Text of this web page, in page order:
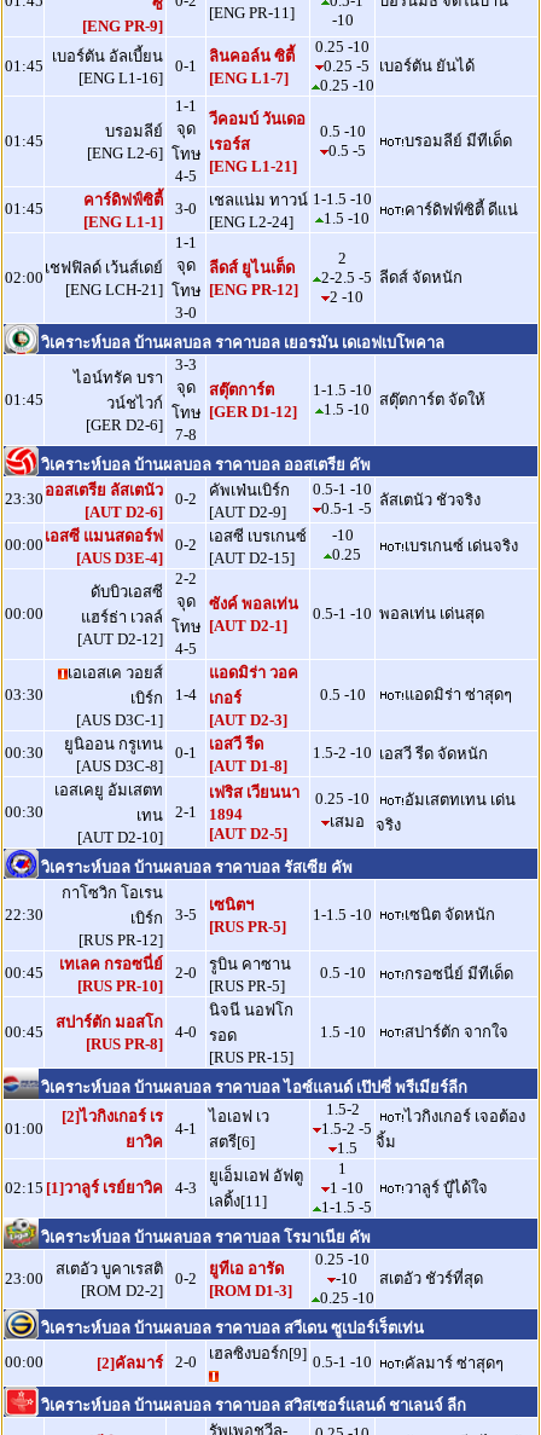
ซี
[ENG PR-9]
[ENG PR-11]
-10
01:45
เบอร์ตัน อัลเบี้ยน
[ENG L1-16]
0-1
ลินคอล์น ซิตี้
[ENG L1-7]
0.25 -10
0.25 -5
0.25 -10
เบอร์ตัน ยันได้
01:45
บรอมลีย์
[ENG L2-6]
1-1
จุด
โทษ
4-5
วีคอมบ์ วันเดอ
เรอร์ส
[ENG L1-21]
0.5 -10
0.5 -5
บรอมลีย์ มีทีเด็ด
01:45
คาร์ดิฟฟ์ซิตี้
[ENG L1-1]
3-0
เชลแน่ม ทาวน์
[ENG L2-24]
1-1.5 -10
1.5 -10
คาร์ดิฟฟ์ซิตี้ ดีแน่
02:00
เชฟฟิลด์ เว้นส์เดย์
[ENG LCH-21]
1-1
จุด
โทษ
3-0
ลีดส์ ยูไนเต็ด
[ENG PR-12]
2
2-2.5 -5
2 -10
ลีดส์ จัดหนัก
วิเคราะห์บอล บ้านผลบอล ราคาบอล เยอรมัน เดเอฟเบโพคาล
01:45
ไอน์ทรัค บรา
วน์ชไวก์
[GER D2-6]
3-3
จุด
โทษ
7-8
สตุ๊ตการ์ต
[GER D1-12]
1-1.5 -10
1.5 -10
สตุ๊ตการ์ต จัดให้
วิเคราะห์บอล บ้านผลบอล ราคาบอล ออสเตรีย คัพ
23:30 ออสเตรีย ลัสเตนัว
[AUT D2-6]
0-2
คัพเฟ่นเบิร์ก
[AUT D2-9]
0.5-1 -10
0.5-1 -5 ลัสเตนัว ชัวจริง
00:00 เอสซี แมนสดอร์ฟ
[AUS D3E-4]
0-2
เอสซี เบรเกนซ์
[AUT D2-15]
-10
0.25
เบรเกนซ์ เด่นจริง
00:00
ดับบิวเอสซี
แฮร์ธ่า เวลล์
[AUT D2-12]
2-2
จุด
โทษ
4-5
ซังค์ พอลเท่น
[AUT D2-1]
0.5-1 -10 พอลเท่น เด่นสุด
03:30
เอเอสเค วอยส์
เบิร์ก
[AUS D3C-1]
1-4
แอดมิร่า วอค
เกอร์
[AUT D2-3]
0.5 -10 แอดมิร่า ซ่าสุดๆ
00:30
ยูนิออน กรูเทน
[AUS D3C-8]
0-1
เอสวี รีด
[AUT D1-8]
1.5-2 -10 เอสวี รีด จัดหนัก
00:30
เอสเคยู อัมเสตท
เทน
[AUT D2-10]
2-1
เฟริส เวียนนา
1894
[AUT D2-5]
0.25 -10
เสมอ
อัมเสตทเทน เด่น
จริง
วิเคราะห์บอล บ้านผลบอล ราคาบอล รัสเซีย คัพ
22:30
กาโซวิก โอเรน
เบิร์ก
[RUS PR-12]
3-5
เซนิตฯ
[RUS PR-5]
1-1.5 -10 เซนิต จัดหนัก
00:45
เทเลค กรอซนี่ย์
[RUS PR-10]
2-0
รูบิน คาซาน
[RUS PR-5]
0.5 -10 กรอซนี่ย์ มีทีเด็ด
00:45
สปาร์ตัก มอสโก
[RUS PR-8]
4-0
นิจนี นอฟโก
รอด
[RUS PR-15]
1.5 -10 สปาร์ตัก จากใจ
วิเคราะห์บอล บ้านผลบอล ราคาบอล ไอซ์แลนด์ เป๊ปซี่ พรีเมียร์ลีก
01:00
[2]ไวกิงเกอร์ เร
ยาวิค
4-1
ไอเอฟ เว
สตรี[6]
1.5-2
1.5-2 -5
1.5
ไวกิงเกอร์ เจอต้อง
จิ้ม
02:15 [1]วาลูร์ เรย์ยาวิค 4-3
ยูเอ็มเอฟ อัฟตู
เลดิ้ง[11]
1
1 -10
1-1.5 -5
วาลูร์ บู๊ได้ใจ
วิเคราะห์บอล บ้านผลบอล ราคาบอล โรมาเนีย คัพ
23:00
สเตอัว บูคาเรสติ
[ROM D2-2]
0-2
ยูทีเอ อารัด
[ROM D1-3]
0.25 -10
-10
0.25 -10
สเตอัว ชัวร์ที่สุด
วิเคราะห์บอล บ้านผลบอล ราคาบอล สวีเดน ซูเปอร์เร็ตเท่น
00:00
[2]คัลมาร์ 2-0 เฮลซิงบอร์ก[9] 0.5-1 -10 คัลมาร์ ซ่าสุดๆ
วิเคราะห์บอล บ้านผลบอล ราคาบอล สวิสเซอร์แลนด์ ชาเลนจ์ ลีก
รัพเพอชวีล-